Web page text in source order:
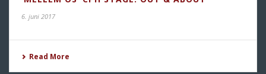
6. juni 2017
Read More